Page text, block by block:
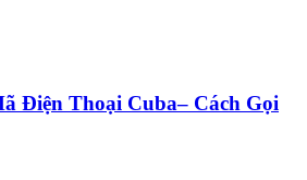
Điện Thoại Cuba– Cách Gọi